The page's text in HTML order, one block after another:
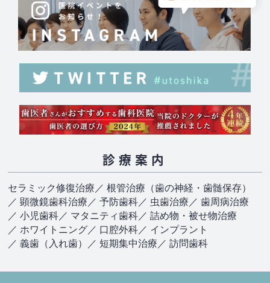
診療案内
セラミック修復治療／ 根管治療（歯の神経・歯髄保存）
／ 顕微鏡歯科治療／ 予防歯科／ 虫歯治療／ 歯周病治療
／ 小児歯科／ マタニティ歯科／ 詰め物・被せ物治療
／ ホワイトニング／ 口腔外科／ インプラント
／ 義歯（入れ歯） ／ 短期集中治療／ 訪問歯科